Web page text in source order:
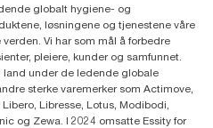
globalt hygiene- og
løsningene og tjenestene våre
Vi har som mål å forbedre
pleiere, kunder og samfunnet.
land under de ledende globale
sterke varemerker som Actimove,
Libresse, Lotus, Modibodi,
og Zewa. I 2024 omsatte Essity for